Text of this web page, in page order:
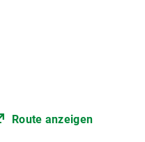
Route anzeigen